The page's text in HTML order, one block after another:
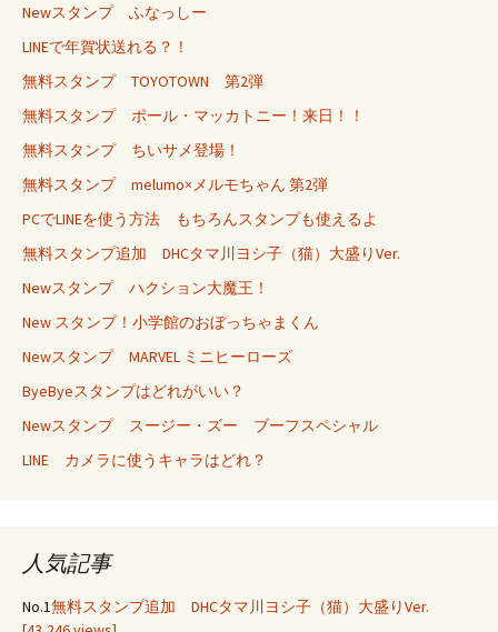
Newスタンプ ふなっしー
LINEで年賀状送れる？！
無料スタンプ TOYOTOWN 第2弾
無料スタンプ ポール・マッカトニー！来日！！
無料スタンプ ちいサメ登場！
無料スタンプ melumo×メルモちゃん 第2弾
PCでLINEを使う方法 もちろんスタンプも使えるよ
無料スタンプ追加 DHCタマ川ヨシ子（猫）大盛りVer.
Newスタンプ ハクション大魔王！
New スタンプ！小学館のおぼっちゃまくん
Newスタンプ MARVEL ミニヒーローズ
ByeByeスタンプはどれがいい？
Newスタンプ スージー・ズー ブーフスペシャル
LINE カメラに使うキャラはどれ？
人気記事
No.1無料スタンプ追加 DHCタマ川ヨシ子（猫）大盛りVer.